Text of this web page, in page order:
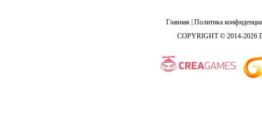
Главная Политика
COPYRIGHT © 2014-2026